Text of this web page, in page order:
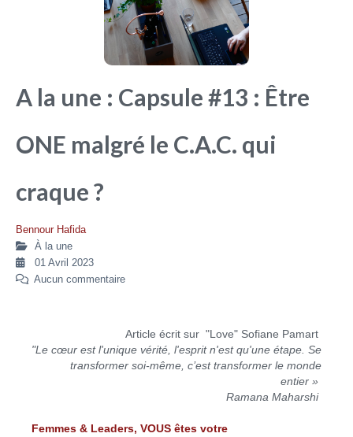
A la une : Capsule #13 : Être
ONE malgré le C.A.C. qui
craque ?
Bennour Hafida
À la une
01 Avril 2023
Aucun commentaire
Article écrit sur "Love" Sofiane Pamart
"Le cœur est l'unique vérité, l'esprit n'est qu'une étape. Se
transformer soi-même, c’est transformer le monde
entier »
Ramana Maharshi
Femmes & Leaders, VOUS êtes votre